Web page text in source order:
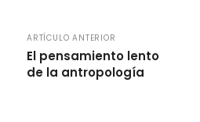
ARTÍCULO ANTERIOR
El pensamiento lento
de la antropología